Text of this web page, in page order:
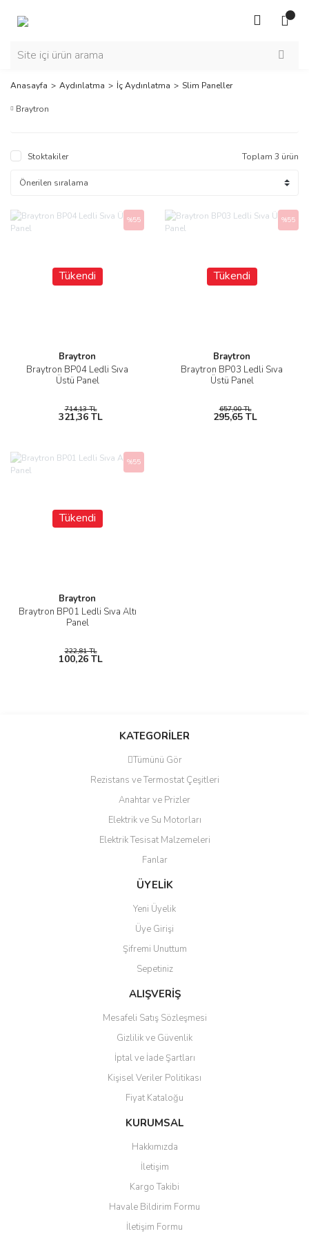
Anasayfa Aydınlatma İç Aydınlatma Slim Paneller
Braytron
Stoktakiler Toplam 3 ürün
Tükendi
Braytron
Braytron BP04 Ledli Sıva
Üstü Panel
%55
714,13 TL
321,36 TL
Tükendi
Braytron
Braytron BP03 Ledli Sıva
Üstü Panel
%55
657,00 TL
295,65 TL
Tükendi
Braytron
Braytron BP01 Ledli Sıva Altı
Panel
%55
222,81 TL
100,26 TL
KATEGORİLER
Tümünü Gör
Rezistans ve Termostat Çeşitleri
Anahtar ve Prizler
Elektrik ve Su Motorları
Elektrik Tesisat Malzemeleri
Fanlar
ÜYELİK
Yeni Üyelik
Üye Girişi
Şifremi Unuttum
Sepetiniz
ALIŞVERİŞ
Mesafeli Satış Sözleşmesi
Gizlilik ve Güvenlik
İptal ve İade Şartları
Kişisel Veriler Politikası
Fiyat Kataloğu
KURUMSAL
Hakkımızda
İletişim
Kargo Takibi
Havale Bildirim Formu
İletişim Formu